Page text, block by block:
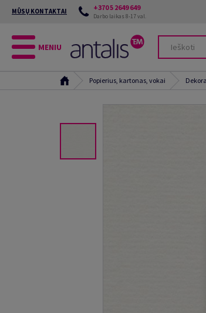
MŪSŲ KONTAKTAI +370 5 2649 649
Darbo laikas 8-17 val.
MENIU
Popierius, kartonas, vokai